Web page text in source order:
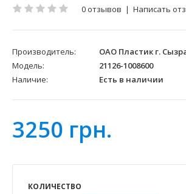
0 отзывов | Написать
Производитель:
ОАО Пластик г.
Модель:
21126-1008600
Наличие:
Есть в наличии
3250 грн.
КОЛИЧЕСТВО